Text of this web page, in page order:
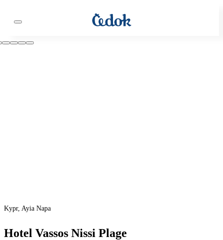
Kypr, Ayia Napa
Hotel Vassos Nissi Plage